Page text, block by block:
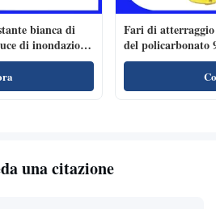
bianca di
di inondazione
Fari di
del policarbonato
una citazione